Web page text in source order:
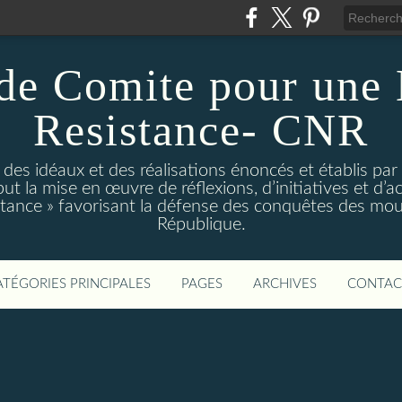
Comite pour une
Resistance- CNR
des idéaux et des réalisations énoncés et établis
la mise en œuvre de réflexions, d’initiatives et
» favorisant la défense des conquêtes des
République.
PRINCIPALES PAGES ARCHIVES